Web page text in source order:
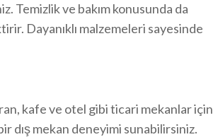
Temizlik ve bakım konusunda da
Dayanıklı malzemeleri sayesinde
kafe ve otel gibi ticari mekanlar için
dış mekan deneyimi sunabilirsiniz.